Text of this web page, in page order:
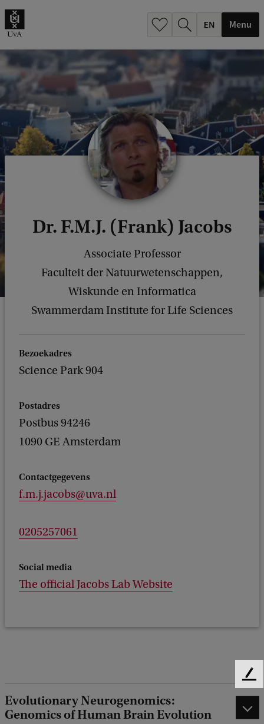
Menu
Dr. F.M.J. (Frank) Jacobs
Associate Professor
Faculteit der Natuurwetenschappen,
Wiskunde en Informatica
Swammerdam Institute for Life Sciences
Bezoekadres
Science Park 904
Postadres
Postbus 94246
1090 GE Amsterdam
Contactgegevens
f.m.j.jacobs@uva.nl
0205257061
Social media
The official Jacobs Lab Website
Evolutionary Neurogenomics:
Genomics of Human Brain Evolution
F
e
d